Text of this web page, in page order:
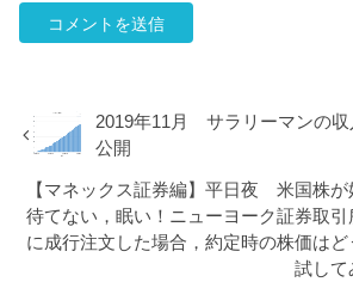
2019年11月 サラリーマンの収
公開
【マネックス証券編】平日夜 米国株が
待てない，眠い！ニューヨーク証券取
に成行注文した場合，約定時の株価は
試して